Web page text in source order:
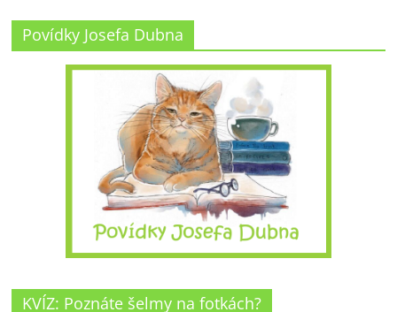
Povídky Josefa Dubna
KVÍZ: Poznáte šelmy na fotkách?